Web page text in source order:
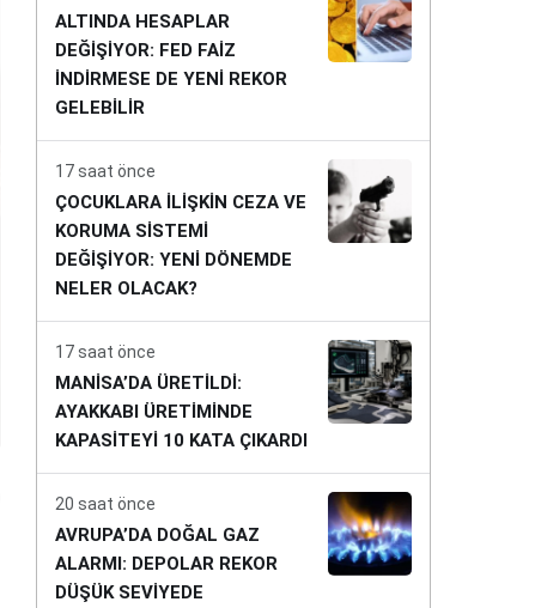
ALTINDA HESAPLAR
DEĞİŞİYOR: FED FAİZ
İNDİRMESE DE YENİ REKOR
GELEBİLİR
17 saat önce
ÇOCUKLARA İLİŞKİN CEZA VE
KORUMA SİSTEMİ
DEĞİŞİYOR: YENİ DÖNEMDE
NELER OLACAK?
17 saat önce
MANİSA’DA ÜRETİLDİ:
AYAKKABI ÜRETİMİNDE
KAPASİTEYİ 10 KATA ÇIKARDI
20 saat önce
AVRUPA’DA DOĞAL GAZ
ALARMI: DEPOLAR REKOR
DÜŞÜK SEVİYEDE